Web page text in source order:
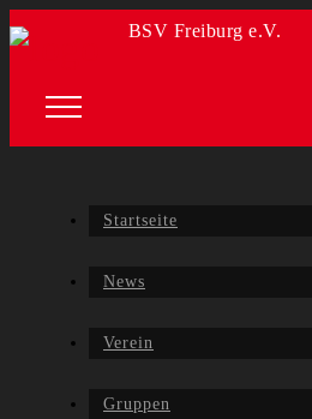
BSV Freiburg e.V.
Startseite
News
Verein
Gruppen